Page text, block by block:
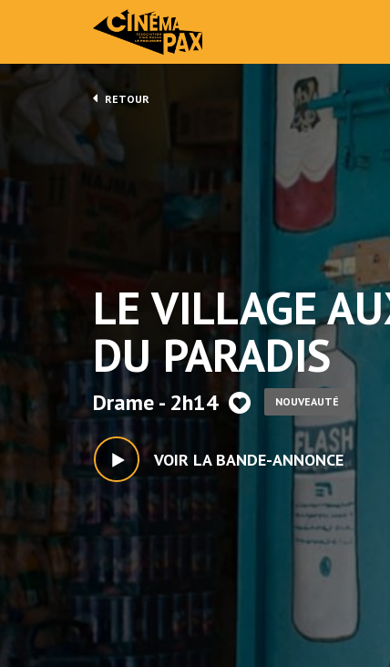
RETOUR
LE VILLAGE
DU PARADIS
Drame - 2h14 NOUVEAUTÉ
VOIR LA BANDE-ANNONCE